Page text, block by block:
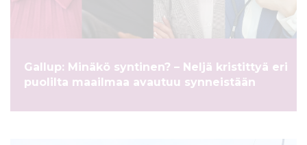
Gallup: Minäkö syntinen? – Neljä kristittyä eri
puolilta maailmaa avautuu synneistään